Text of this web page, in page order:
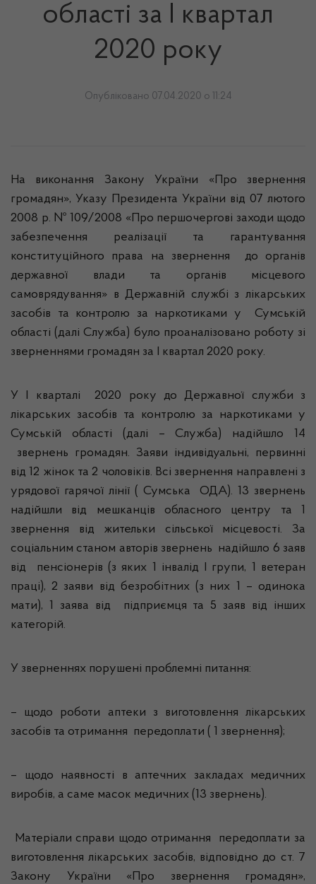
області за І квартал
2020 року
Опубліковано 07.04.2020 о 11:24
На виконання Закону України «Про звернення
громадян», Указу Президента України від 07 лютого
2008 р. № 109/2008 «Про першочергові заходи щодо
забезпечення реалізації та гарантування
конституційного права на звернення до органів
державної влади та органів місцевого
самоврядування» в Державній службі з лікарських
засобів та контролю за наркотиками у Сумській
області (далі Служба) було проаналізовано роботу зі
зверненнями громадян за І квартал 2020 року.
У І кварталі 2020 року до Державної служби з
лікарських засобів та контролю за наркотиками у
Сумській області (далі – Служба) надійшло 14
звернень громадян. Заяви індивідуальні, первинні
від 12 жінок та 2 чоловіків. Всі звернення направлені з
урядової гарячої лінії ( Сумська ОДА). 13 звернень
надійшли від мешканців обласного центру та 1
звернення від жительки сільської місцевості. За
соціальним станом авторів звернень надійшло 6 заяв
від пенсіонерів (з яких 1 інвалід І групи, 1 ветеран
праці), 2 заяви від безробітних (з них 1 – одинока
мати), 1 заява від підприємця та 5 заяв від інших
категорій.
У зверненнях порушені проблемні питання:
– щодо роботи аптеки з виготовлення лікарських
засобів та отримання передоплати ( 1 звернення);
– щодо наявності в аптечних закладах медичних
виробів, а саме масок медичних (13 звернень).
Матеріали справи щодо отримання передоплати за
виготовлення лікарських засобів, відповідно до ст. 7
Закону України «Про звернення громадян»,